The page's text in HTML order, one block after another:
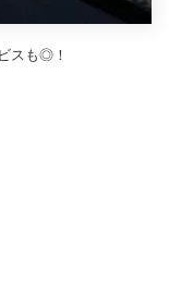
スも◎！